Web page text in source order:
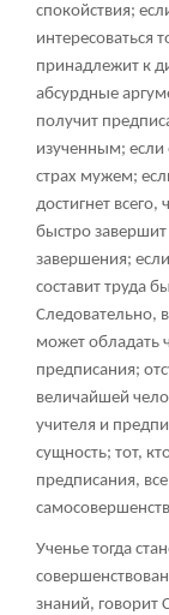
спокойствия;
интересоваться
принадлежит к
абсурдные
получит
изученным;
страх мужем;
достигнет всего,
быстро завершит
завершения;
составит труда
Следовательно,
может обладать
предписания;
величайшей
учителя и
сущность; тот,
предписания,
Ученье тогда
знаний, говорит